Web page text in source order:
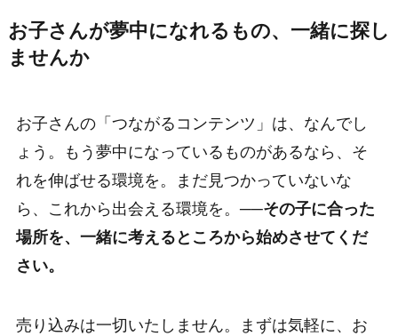
お子さんが夢中になれるもの、一緒に探し
ませんか
お子さんの「つながるコンテンツ」は、なんでし
ょう。もう夢中になっているものがあるなら、そ
れを伸ばせる環境を。まだ見つかっていないな
ら、これから出会える環境を。──その子に合った
場所を、一緒に考えるところから始めさせてくだ
さい。
売り込みは一切いたしません。まずは気軽に、お